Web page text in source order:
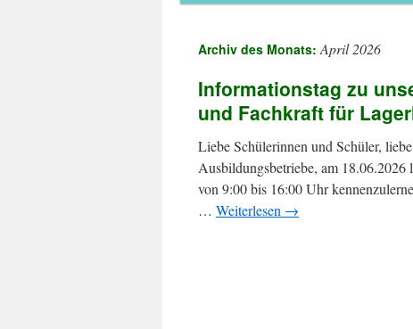
Archiv des Monats:April 2026
Informationstag zu
und Fachkraft für
Liebe Schülerinnen und Schüler,
Ausbildungsbetriebe, am
von 9:00 bis 16:00 Uhr
… Weiterlesen →